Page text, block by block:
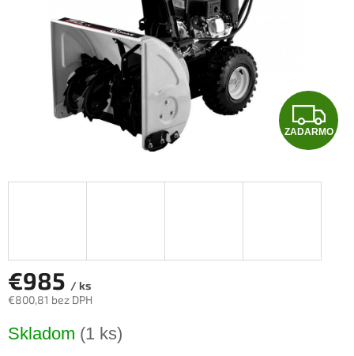
Z
A
ZADARMO
€985 / ks
€800,81 bez DPH
cena:
Skladom (1 ks)